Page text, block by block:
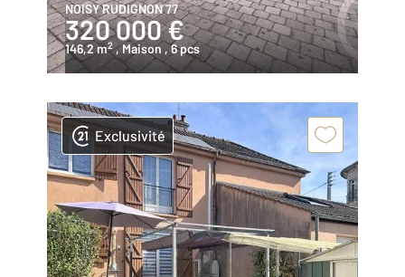
NOISY RUDIGNON 77
320 000 €
146,2 m2 , Maison , 6 pcs
Exclusivité